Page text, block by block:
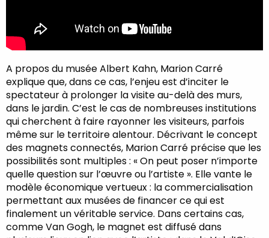
A propos du musée Albert Kahn, Marion Carré
explique que, dans ce cas, l’enjeu est d’inciter le
spectateur à prolonger la visite au-delà des murs,
dans le jardin. C’est le cas de nombreuses institutions
qui cherchent à faire rayonner les visiteurs, parfois
même sur le territoire alentour. Décrivant le concept
des magnets connectés, Marion Carré précise que les
possibilités sont multiples : « On peut poser n’importe
quelle question sur l’œuvre ou l’artiste ». Elle vante le
modèle économique vertueux : la commercialisation
permettant aux musées de financer ce qui est
finalement un véritable service. Dans certains cas,
comme Van Gogh, le magnet est diffusé dans